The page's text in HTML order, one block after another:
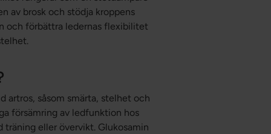
av brosk och stödja kroppens
och förbättra ledernas flexibilitet
artros, såsom smärta, stelhet och
försämring av ledfunktion hos
träning eller övervikt. Glukosamin